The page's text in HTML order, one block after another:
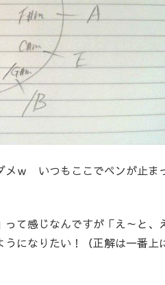
ｗ いつもここでペンが止ま
て感じなんですが「え～と、
になりたい！（正解は一番上